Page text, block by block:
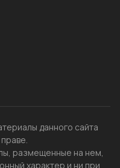
данного сайта
размещенные на нем,
характер и ни при